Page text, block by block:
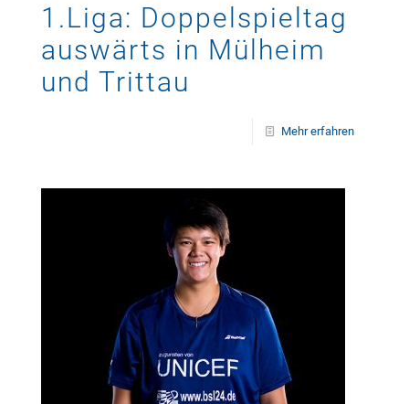
1.Liga: Doppelspieltag
auswärts in Mülheim
und Trittau
Mehr erfahren